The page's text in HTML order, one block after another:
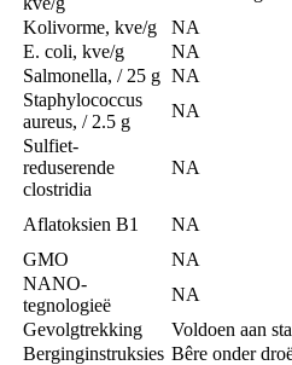
Kolivorme, kve/g
NA
E. coli, kve/g
NA
Salmonella, / 25 g NA
Staphylococcus
aureus, / 2.5 g
NA
Sulfiet-
reduserende
clostridia
NA
Aflatoksien B1 NA
GMO
NA
NANO-
tegnologieë
NA
Gevolgtrekking
Voldoen aan
Berginginstruksies Bêre onder